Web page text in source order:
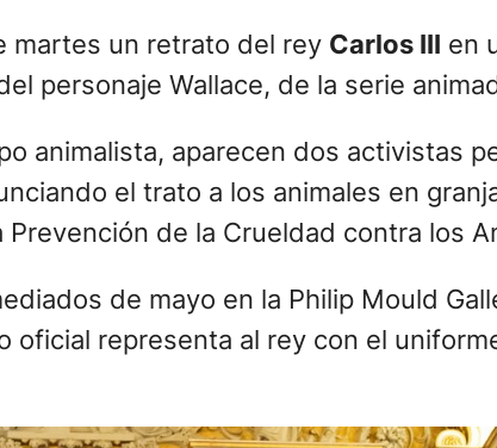
martes un retrato del rey Carlos III en
personaje Wallace, de la serie
animalista, aparecen dos activistas
el trato a los animales en
de la Crueldad contra los
de mayo en la Philip Mould
oficial representa al rey con el